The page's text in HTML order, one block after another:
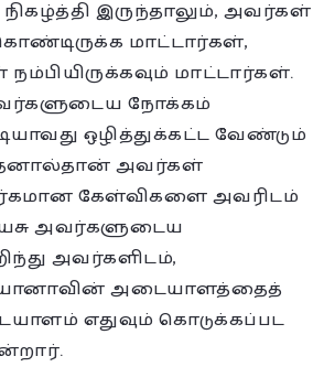
இருந்தாலும், அவர்கள்
மாட்டார்கள்,
மாட்டார்கள்.
நோக்கம்
ஒழித்துக்கட்ட வேண்டும்
அவர்கள்
கேள்விகளை அவரிடம்
அவர்களுடைய
அவர்களிடம்,
அடையாளத்தைத்
எதுவும் கொடுக்கப்பட